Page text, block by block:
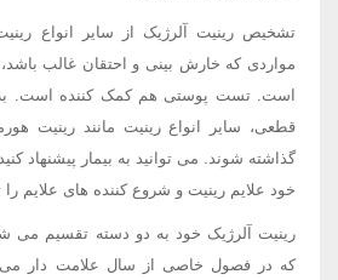
تشخیص رینیت آلرژیک از سایر انواع
مواردی که خارش بینی و احتقان غالب
است. تست پوستی هم کمک کننده است.
قطعی، سایر انواع رینیت مانند رینیت
گذاشته شوند. می توانید به بیمار پیشنهاد
خود علایم رینیت و شروع کننده های علایم را
رینیت آلرژیک خود به دو دسته تقسیم می
که در فصول خاصی از سال علامت دار